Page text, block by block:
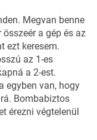
Megvan benne
a gép és az
ezt keresem.
az 1-es
a 2-est.
egyben van, hogy
Bombabiztos
érezni végtelenül